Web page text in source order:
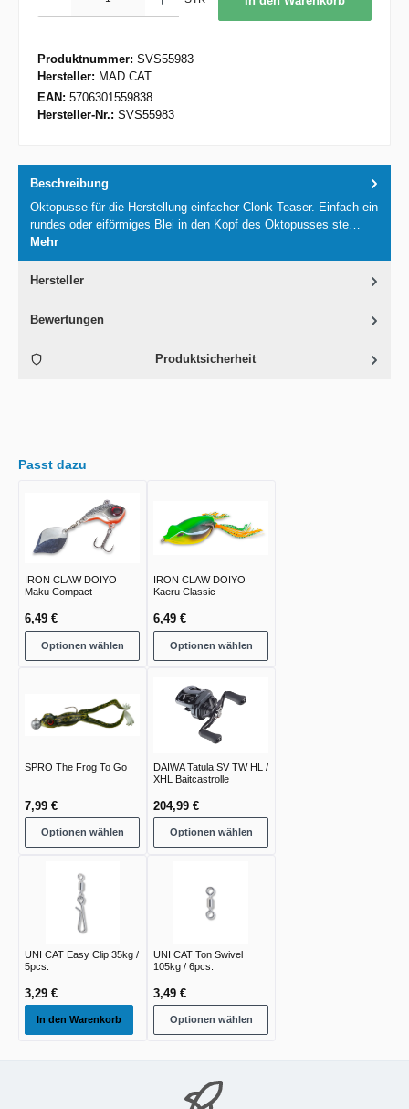
Produktnummer: SVS55983
Hersteller: MAD CAT
EAN: 5706301559838
Hersteller-Nr.: SVS55983
Beschreibung
Oktopusse für die Herstellung einfacher Clonk Teaser. Einfach ein
rundes oder eiförmiges Blei in den Kopf des Oktopusses ste…
Mehr
Hersteller
Bewertungen
Produktsicherheit
Passt dazu
IRON CLAW DOIYO
Maku Compact
6,49 €
Optionen wählen
IRON CLAW DOIYO
Kaeru Classic
6,49 €
Optionen wählen
SPRO The Frog To Go
7,99 €
Optionen wählen
DAIWA Tatula SV TW HL /
XHL Baitcastrolle
204,99 €
Optionen wählen
UNI CAT Easy Clip 35kg /
5pcs.
3,29 €
In den Warenkorb
UNI CAT Ton Swivel
105kg / 6pcs.
3,49 €
Optionen wählen